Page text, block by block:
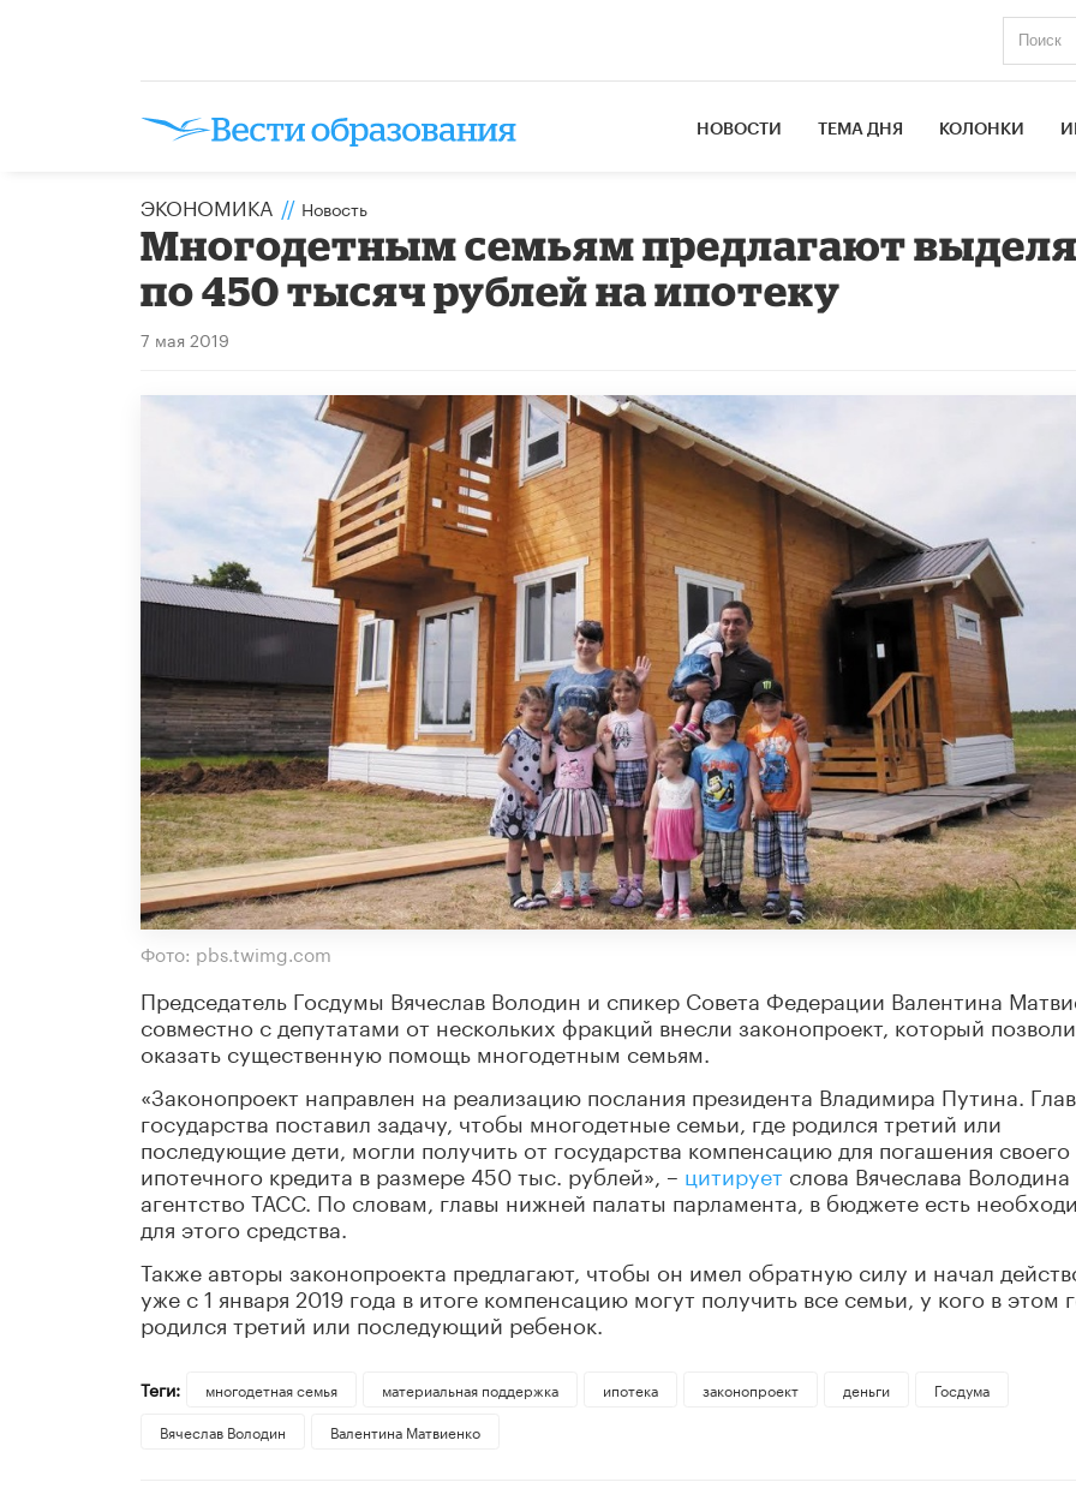
НОВОСТИ ТЕМА ДНЯ КОЛОНКИ
ЭКОНОМИКА // Новость
Многодетным семьям предлагают
по 450 тысяч рублей на ипотеку
7 мая 2019
Фото: pbs.twimg.com
Председатель Госдумы Вячеслав Володин и спикер Совета Федерации Валентина
совместно с депутатами от нескольких фракций внесли законопроект, который
оказать существенную помощь многодетным семьям.
«Законопроект направлен на реализацию послания президента Владимира Путина.
государства поставил задачу, чтобы многодетные семьи, где родился третий или
последующие дети, могли получить от государства компенсацию для погашения своего
ипотечного кредита в размере 450 тыс. рублей», – цитирует слова Вячеслава Володина
агентство ТАСС. По словам, главы нижней палаты парламента, в бюджете есть
для этого средства.
Также авторы законопроекта предлагают, чтобы он имел обратную силу и начал
уже с 1 января 2019 года в итоге компенсацию могут получить все семьи, у кого в этом
родился третий или последующий ребенок.
Теги: многодетная семья материальная поддержка ипотека законопроект деньги
Госдума
Вячеслав Володин
Валентина Матвиенко